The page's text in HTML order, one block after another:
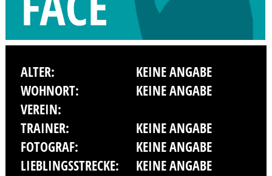
ALTER:
KEINE ANGABE
WOHNORT:
KEINE ANGABE
VEREIN:
TRAINER:
KEINE ANGABE
FOTOGRAF:
KEINE ANGABE
LIEBLINGSSTRECKE:
KEINE ANGABE